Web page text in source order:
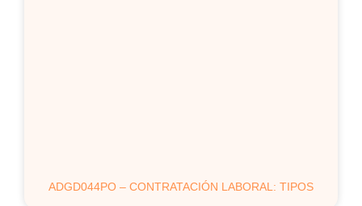
ADGD044PO – CONTRATACIÓN LABORAL: TIPOS